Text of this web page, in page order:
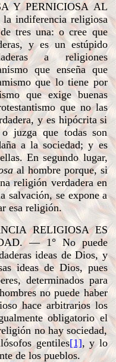
Y PERNICIOSA AL
indiferencia religiosa
tres una: o cree que
y es un estúpido
a religiones
que enseña que
que lo tiene por
que exige buenas
que no las
y es hipócrita si
juzga que todas son
a la sociedad; y es
En segundo lugar,
al hombre porque, si
religión verdadera en
salvación, se expone a
esa religión.
RELIGIOSA ES
. — 1° No puede
ideas de Dios, y
ideas de Dios, pues
determinados para
no puede haber
hace arbitrarios los
obligatorio el
no hay sociedad,
gentiles[1], y lo
de los pueblos.